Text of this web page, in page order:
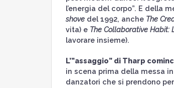
l’energia del corpo”. E della
shovedel 1992, anche The
vita) e The Collaborative Habit:
lavorare insieme).
L’”assaggio” di Tharp
in scena prima della messa
danzatori che si prendono